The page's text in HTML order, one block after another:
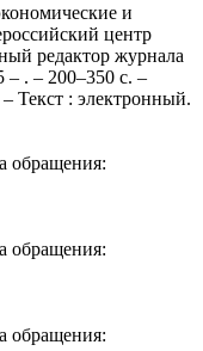
и
центр
редактор журнала
. – 200–350 с. –
Текст : электронный.
обращения:
обращения:
обращения: